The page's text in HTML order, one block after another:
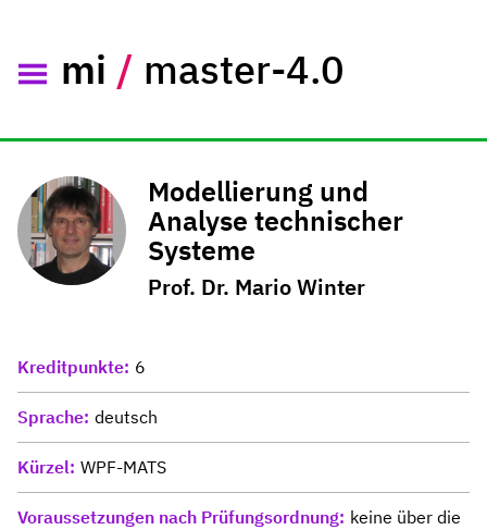
mi / master-4.0
Modellierung und
Analyse technischer
Systeme
Prof. Dr. Mario Winter
Kreditpunkte 6
Sprache deutsch
Kürzel WPF-MATS
Voraussetzungen nach Prüfungsordnung keine über die